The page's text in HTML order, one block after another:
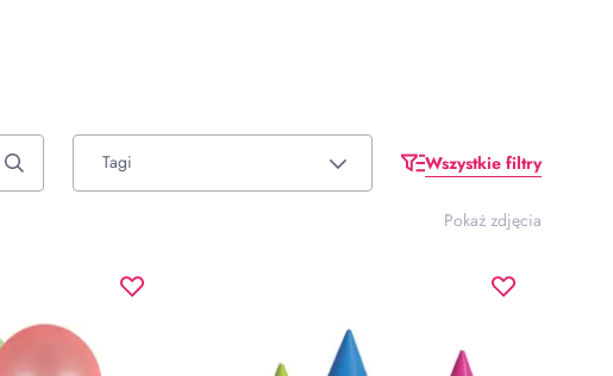
Tagi Wszystkie filtry
Pokaż zdjęcia